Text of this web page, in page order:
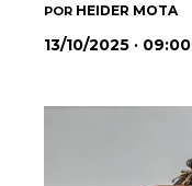
POR HEIDER MOTA
13/10/2025 · 09:00